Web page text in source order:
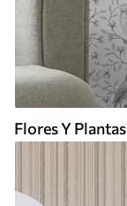
Flores Y Plantas